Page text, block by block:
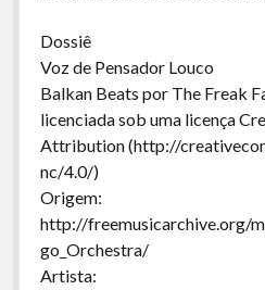
Dossiê
Voz de Pensador Louco
Balkan Beats por The Freak
licenciada sob uma licença
Attribution (http://
nc/4.0/)
Origem:
http://freemusicarchive.org/
go_Orchestra/
Artista: